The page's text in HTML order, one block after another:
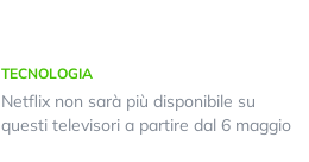
TECNOLOGIA
Netflix non sarà più disponibile su
questi televisori a partire dal 6 maggio